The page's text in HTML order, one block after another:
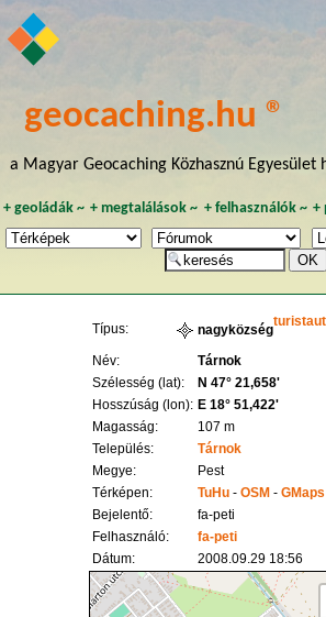
geocaching.hu ®
a Magyar Geocaching Közhasznú Egyesület
+ geoládák~ +megtalálások ~ + felhasználók~ +
Típus: nagyközség
Név:
Tárnok
Szélesség (lat):
N 47° 21,658'
Hosszúság (lon): E 18° 51,422'
Magasság:
107 m
Település:
Tárnok
Megye:
Pest
Térképen:
TuHu -OSM -GMaps
Bejelentő:
fa-peti
Felhasználó:
fa-peti
Dátum:
2008.09.29 18:56